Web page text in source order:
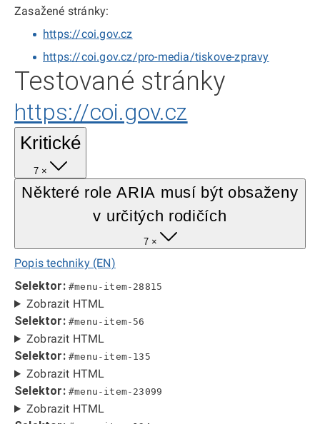
Zasažené stránky:
https://coi.gov.cz
https://coi.gov.cz/pro-media/tiskove-zpravy
Testované stránky
https://coi.gov.cz
Kritické
7 ×
Některé role ARIA musí být obsaženy
v určitých rodičích
7 ×
Popis techniky (EN)
Selektor: #menu-item-28815
Zobrazit HTML
Selektor: #menu-item-56
Zobrazit HTML
Selektor: #menu-item-135
Zobrazit HTML
Selektor: #menu-item-23099
Zobrazit HTML